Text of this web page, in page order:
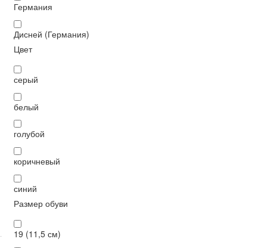
Германия
Дисней (Германия)
Цвет
серый
белый
голубой
коричневый
синий
Размер обуви
19 (11,5 см)